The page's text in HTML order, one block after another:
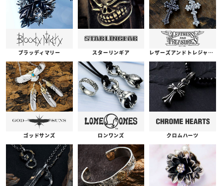
ブラッディマリー スターリンギア レザーズアンドトレジャーズ
ゴッドサンズ ロンワンズ クロムハーツ